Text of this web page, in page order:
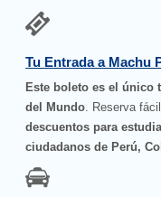
Tu Entrada a Machu
Este boleto es el único
del Mundo. Reserva
descuentos para
ciudadanos de Perú,